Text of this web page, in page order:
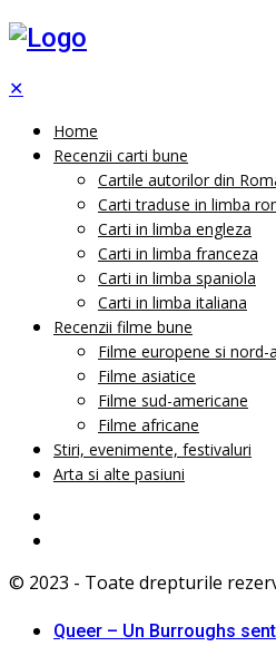
✕
Home
Recenzii carti bune
Cartile autorilor din
Carti traduse in limba
Carti in limba engleza
Carti in limba franceza
Carti in limba spaniola
Carti in limba italiana
Recenzii filme bune
Filme europene si nord-
Filme asiatice
Filme sud-americane
Filme africane
Stiri, evenimente, festivaluri
Arta si alte pasiuni
© 2023 - Toate drepturile
Queer – Un Burroughs